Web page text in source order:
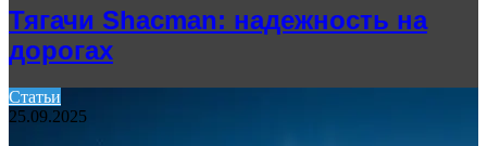
Тягачи Shacman: надежность на
дорогах
Статьи
25.09.2025